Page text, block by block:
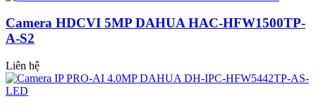
Camera HDCVI 5MP DAHUA HAC-HFW1500TP-
A-S2
Liên hệ